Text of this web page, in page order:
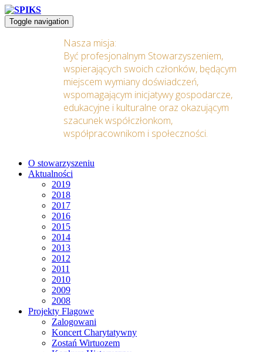
Toggle navigation
Nasza misja:
Być profesjonalnym Stowarzyszeniem,
wspierających swoich członków, będącym
miejscem wymiany doświadczeń,
wspomagającym inicjatywy gospodarcze,
edukacyjne i kulturalne oraz okazującym
szacunek współczłonkom,
współpracownikom i społeczności.
O stowarzyszeniu
Aktualności
2019
2018
2017
2016
2015
2014
2013
2012
2011
2010
2009
2008
Projekty Flagowe
Zalogowani
Koncert Charytatywny
Zostań Wirtuozem